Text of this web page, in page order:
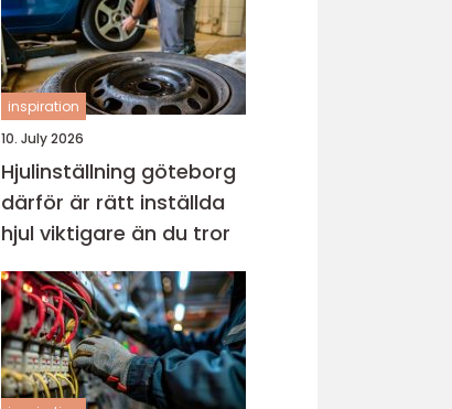
inspiration
10. July 2026
Hjulinställning göteborg
därför är rätt inställda
hjul viktigare än du tror